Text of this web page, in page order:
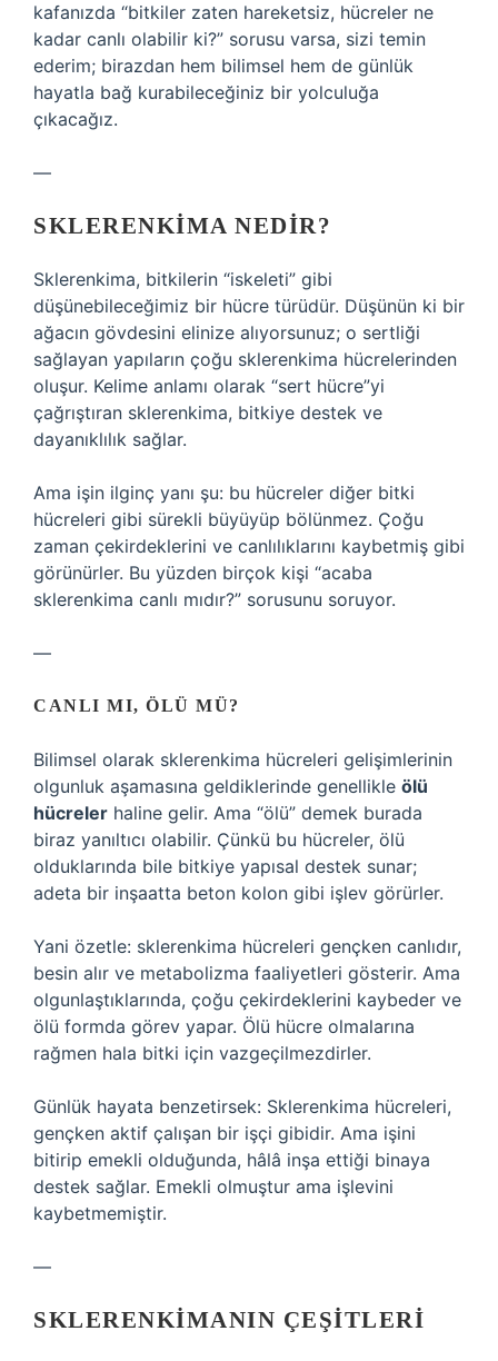
kafanızda “bitkiler zaten hareketsiz, hücreler ne
kadar canlı olabilir ki?” sorusu varsa, sizi temin
ederim; birazdan hem bilimsel hem de günlük
hayatla bağ kurabileceğiniz bir yolculuğa
çıkacağız.
—
SKLERENKIMA NEDIR?
Sklerenkima, bitkilerin “iskeleti” gibi
düşünebileceğimiz bir hücre türüdür. Düşünün ki bir
ağacın gövdesini elinize alıyorsunuz; o sertliği
sağlayan yapıların çoğu sklerenkima hücrelerinden
oluşur. Kelime anlamı olarak “sert hücre”yi
çağrıştıran sklerenkima, bitkiye destek ve
dayanıklılık sağlar.
Ama işin ilginç yanı şu: bu hücreler diğer bitki
hücreleri gibi sürekli büyüyüp bölünmez. Çoğu
zaman çekirdeklerini ve canlılıklarını kaybetmiş gibi
görünürler. Bu yüzden birçok kişi “acaba
sklerenkima canlı mıdır?” sorusunu soruyor.
—
CANLI MI, ÖLÜ MÜ?
Bilimsel olarak sklerenkima hücreleri gelişimlerinin
olgunluk aşamasına geldiklerinde genellikle ölü
hücreler haline gelir. Ama “ölü” demek burada
biraz yanıltıcı olabilir. Çünkü bu hücreler, ölü
olduklarında bile bitkiye yapısal destek sunar;
adeta bir inşaatta beton kolon gibi işlev görürler.
Yani özetle: sklerenkima hücreleri gençken canlıdır,
besin alır ve metabolizma faaliyetleri gösterir. Ama
olgunlaştıklarında, çoğu çekirdeklerini kaybeder ve
ölü formda görev yapar. Ölü hücre olmalarına
rağmen hala bitki için vazgeçilmezdirler.
Günlük hayata benzetirsek: Sklerenkima hücreleri,
gençken aktif çalışan bir işçi gibidir. Ama işini
bitirip emekli olduğunda, hâlâ inşa ettiği binaya
destek sağlar. Emekli olmuştur ama işlevini
kaybetmemiştir.
—
SKLERENKIMANIN ÇEŞITLERI